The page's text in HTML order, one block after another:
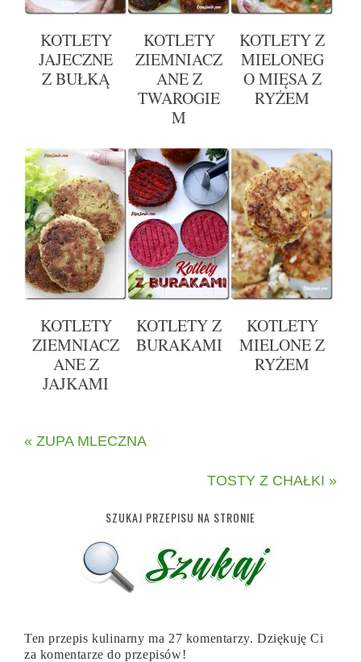
KOTLETY
JAJECZNE
Z BUŁKĄ
KOTLETY
ZIEMNIACZ
ANE Z
TWAROGIE
M
KOTLETY Z
MIELONEG
O MIĘSA Z
RYŻEM
KOTLETY
ZIEMNIACZ
ANE Z
JAJKAMI
KOTLETY Z
BURAKAMI
KOTLETY
MIELONE Z
RYŻEM
« ZUPA MLECZNA
TOSTY Z CHAŁKI »
SZUKAJ PRZEPISU NA STRONIE
Ten przepis kulinarny ma 27 komentarzy. Dziękuję Ci
za komentarze do przepisów!